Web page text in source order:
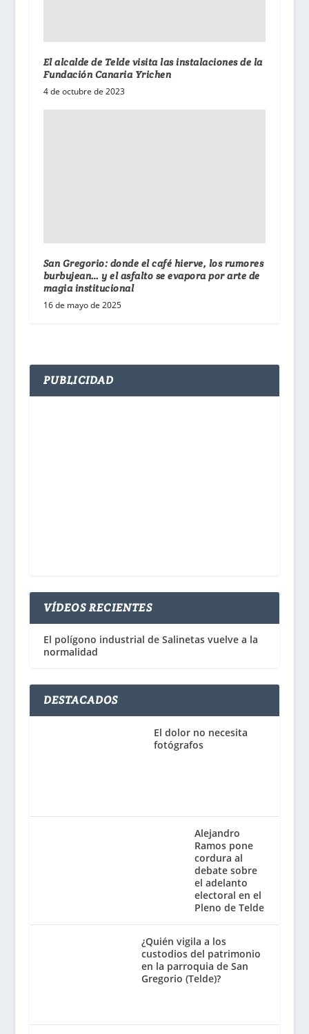
El alcalde de Telde visita las instalaciones de la
Fundación Canaria Yrichen
4 de octubre de 2023
San Gregorio: donde el café hierve, los rumores
burbujean… y el asfalto se evapora por arte de
magia institucional
16 de mayo de 2025
PUBLICIDAD
VÍDEOS RECIENTES
El polígono industrial de Salinetas vuelve a la
normalidad
DESTACADOS
El dolor no necesita
fotógrafos
Alejandro
Ramos pone
cordura al
debate sobre
el adelanto
electoral en el
Pleno de Telde
¿Quién vigila a los
custodios del patrimonio
en la parroquia de San
Gregorio (Telde)?